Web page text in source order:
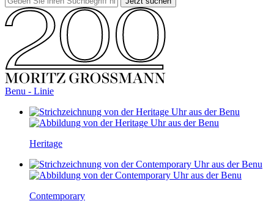
Benu - Linie
Heritage
Contemporary